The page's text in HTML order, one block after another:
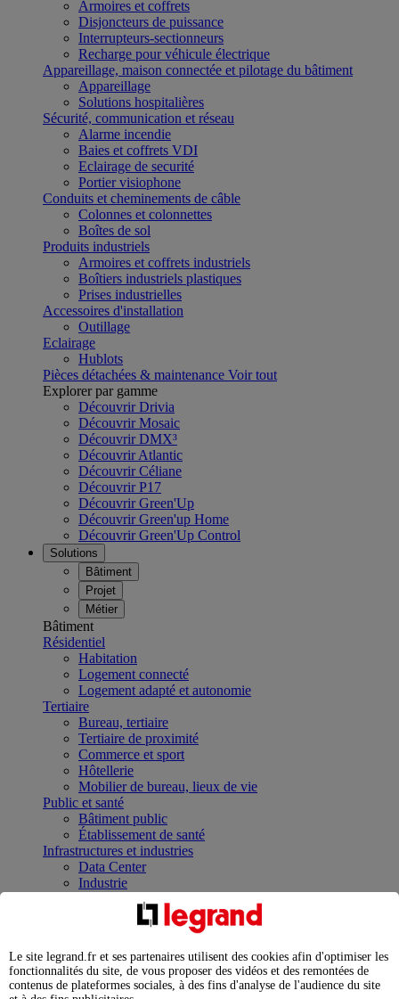
Armoires et coffrets
Disjoncteurs de puissance
Interrupteurs-sectionneurs
Recharge pour véhicule électrique
Appareillage, maison connectée et pilotage du bâtiment
Appareillage
Solutions hospitalières
Sécurité, communication et réseau
Alarme incendie
Baies et coffrets VDI
Eclairage de securité
Portier visiophone
Conduits et cheminements de câble
Colonnes et colonnettes
Boîtes de sol
Produits industriels
Armoires et coffrets industriels
Boîtiers industriels plastiques
Prises industrielles
Accessoires d'installation
Outillage
Eclairage
Hublots
Pièces détachées & maintenance Voir tout
Explorer par gamme
Découvrir Drivia
Découvrir Mosaic
Découvrir DMX³
Découvrir Atlantic
Découvrir Céliane
Découvrir P17
Découvrir Green'Up
Découvrir Green'up Home
Découvrir Green'Up Control
Solutions
Bâtiment
Projet
Métier
Bâtiment
Résidentiel
Habitation
Logement connecté
Logement adapté et autonomie
Tertiaire
Bureau, tertiaire
Tertiaire de proximité
Commerce et sport
Hôtellerie
Mobilier de bureau, lieux de vie
Public et santé
Bâtiment public
Établissement de santé
Infrastructures et industries
Data Center
Industrie
Infrastructures
Contrôler et planifier le fonctionnement des appareils
Répartir et optimiser son tableau électrique
Legrand Data Center Solutions : concentrer les
expertises au service de vos performances
Le site legrand.fr et ses partenaires utilisent des cookies afin d'optimiser les
fonctionnalités du site, de vous proposer des vidéos et des remontées de
contenus de plateformes sociales, à des fins d'analyse de l'audience du site